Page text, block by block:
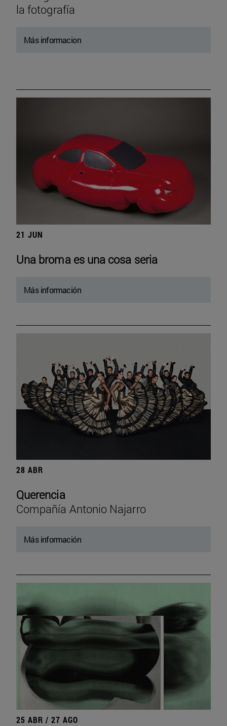
la fotografía
Más informacion
21 JUN
Una broma es una cosa seria
Más información
28 ABR
Querencia
Compañía Antonio Najarro
Más información
25 ABR / 27 AGO